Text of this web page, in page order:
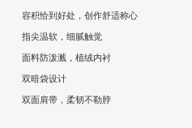
容积恰到好处，创作舒适称心
指尖温软，细腻触觉
面料防泼溅，植绒内衬
双暗袋设计
双面肩带，柔韧不勒脖